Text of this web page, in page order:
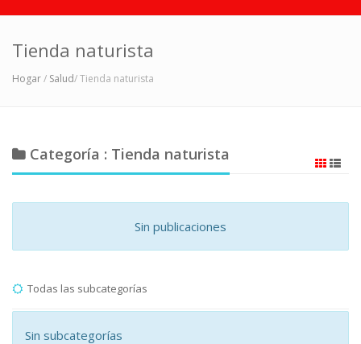
Tienda naturista
Hogar/ Salud/ Tienda naturista
Categoría : Tienda naturista
Sin publicaciones
Todas las subcategorías
Sin subcategorías